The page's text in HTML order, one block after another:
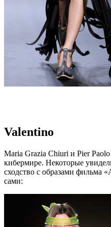
Valentino
Maria Grazia Chiuri и Pier
кибермире. Некоторые
сходство с образами фильма
сами: